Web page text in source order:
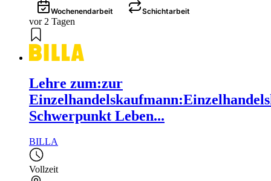
Wochenendarbeit Schichtarbeit
vor 2 Tagen
Lehre zum:zur
Schwerpunkt Leben...
BILLA
Vollzeit